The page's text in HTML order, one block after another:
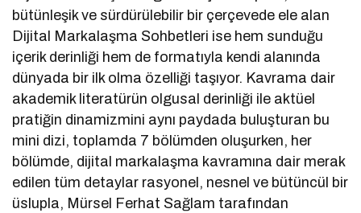
bütünleşik ve sürdürülebilir bir çerçevede ele alan
Dijital Markalaşma Sohbetleri ise hem sunduğu
içerik derinliği hem de formatıyla kendi alanında
dünyada bir ilk olma özelliği taşıyor. Kavrama dair
akademik literatürün olgusal derinliği ile aktüel
pratiğin dinamizmini aynı paydada buluşturan bu
mini dizi, toplamda 7 bölümden oluşurken, her
bölümde, dijital markalaşma kavramına dair merak
edilen tüm detaylar rasyonel, nesnel ve bütüncül bir
üslupla, Mürsel Ferhat Sağlam tarafından